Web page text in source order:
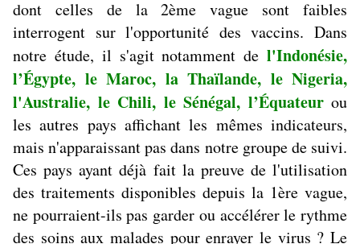
dont celles de la 2ème vague sont faibles
interrogent sur l'opportunité des vaccins. Dans
notre étude, il s'agit notamment de l'Indonésie,
l’Égypte, le Maroc, la Thaïlande, le Nigeria,
l'Australie, le Chili, le Sénégal, l’Équateur ou
les autres pays affichant les mêmes indicateurs,
mais n'apparaissant pas dans notre groupe de suivi.
Ces pays ayant déjà fait la preuve de l'utilisation
des traitements disponibles depuis la 1ère vague,
ne pourraient-ils pas garder ou accélérer le rythme
des soins aux malades pour enrayer le virus ? Le